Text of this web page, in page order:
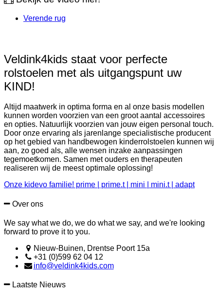
Verende rug
Veldink4kids staat voor perfecte
rolstoelen met als uitgangspunt uw
KIND!
Altijd maatwerk in optima forma en al onze basis modellen
kunnen worden voorzien van een groot aantal accessoires
en opties. Natuurlijk voorzien van jouw eigen personal touch.
Door onze ervaring als jarenlange specialistische producent
op het gebied van handbewogen kinderrolstoelen kunnen wij
aan, zo goed als, alle wensen inzake aanpassingen
tegemoetkomen. Samen met ouders en therapeuten
realiseren wij de meest optimale oplossing!
Onze kidevo familie! prime | prime.t | mini | mini.t | adapt
Over ons
We say what we do, we do what we say, and we're looking
forward to prove it to you.
Nieuw-Buinen, Drentse Poort 15a
+31 (0)599 62 04 12
info@veldink4kids.com
Laatste Nieuws